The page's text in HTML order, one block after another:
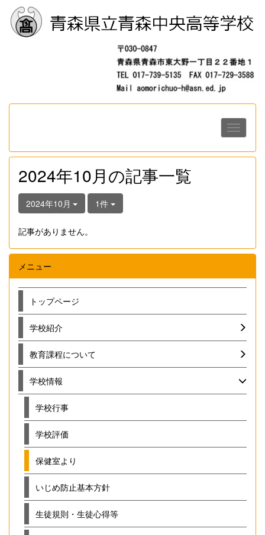
2024年10月の記事一覧
2024年10月 1件
記事がありません。
メニュー
トップページ
学校紹介
教育課程について
学校情報
学校行事
学校評価
保健室より
いじめ防止基本方針
生徒規則・生徒心得等